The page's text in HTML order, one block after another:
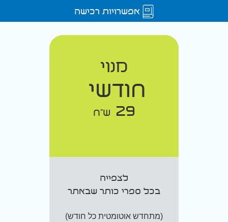
אפשרויות רכישה
מנוי
חודשי
29 ש"ח
לצפייה
בכל ספרי כותר שבאתר
(מתחדש אוטומטית כל חודש)